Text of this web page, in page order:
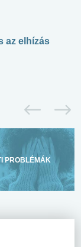
az elhízás
PROBLÉMÁK